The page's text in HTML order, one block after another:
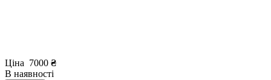
Ціна 7000 ₴
В наявності